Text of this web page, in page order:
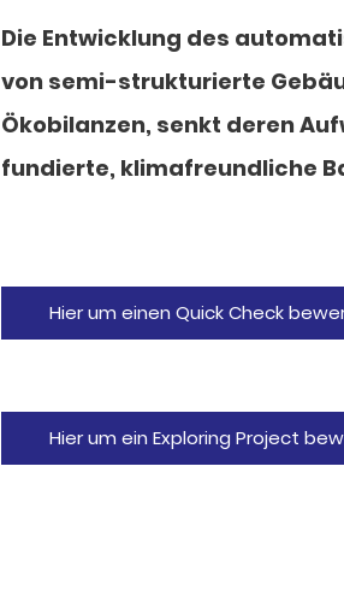
Die Entwicklung des
von semi-strukturierte
Ökobilanzen, senkt deren
fundierte, klimafreundliche
Hier um einen Quick Check
Hier um ein Exploring Project